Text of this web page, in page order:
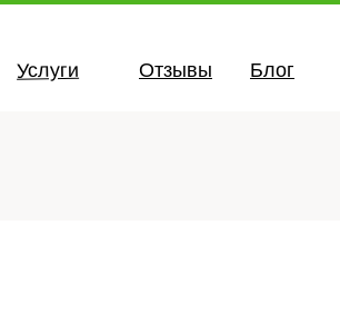
Услуги Отзывы Блог